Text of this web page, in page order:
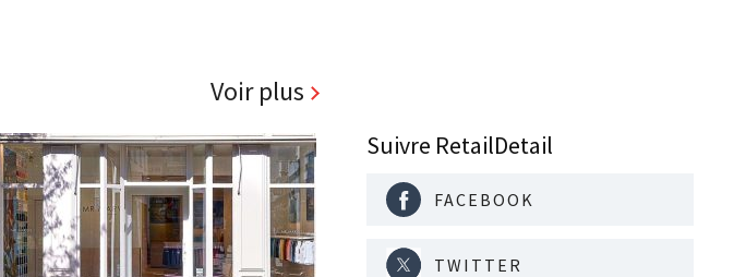
Voir plus
Suivre RetailDetail
FACEBOOK
TWITTER